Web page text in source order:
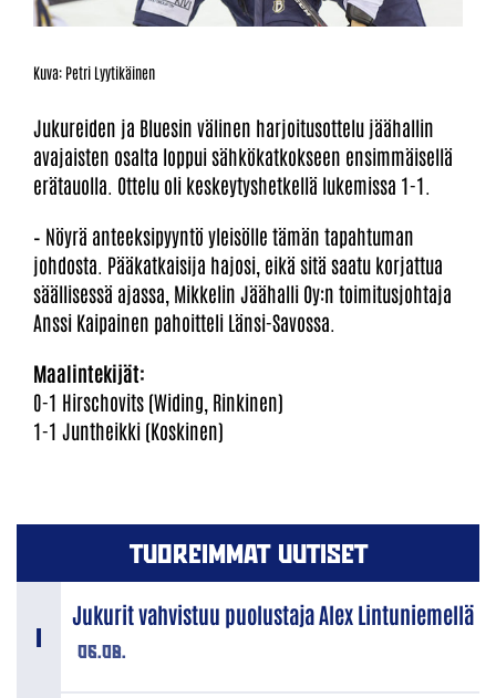
Kuva: Petri Lyytikäinen
Jukureiden ja Bluesin välinen harjoitusottelu jäähallin
avajaisten osalta loppui sähkökatkokseen ensimmäisellä
erätauolla. Ottelu oli keskeytyshetkellä lukemissa 1-1.
– Nöyrä anteeksipyyntö yleisölle tämän tapahtuman
johdosta. Pääkatkaisija hajosi, eikä sitä saatu korjattua
säällisessä ajassa, Mikkelin Jäähalli Oy:n toimitusjohtaja
Anssi Kaipainen pahoitteli Länsi-Savossa.
Maalintekijät:
0-1 Hirschovits (Widing, Rinkinen)
1-1 Juntheikki (Koskinen)
TUOREIMMAT UUTISET
06.08.
Jukurit vahvistuu puolustaja Alex Lintuniemellä